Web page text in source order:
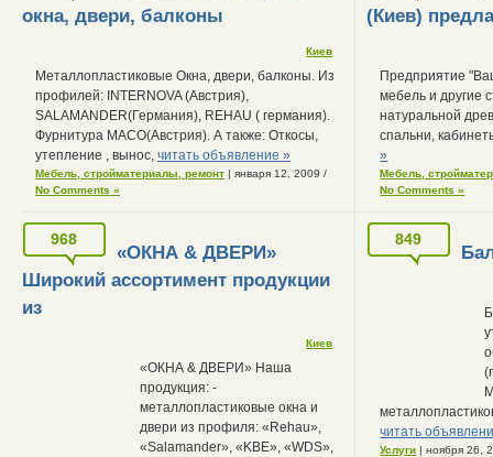
окна, двери, балконы
Киев
Металлопластиковые Окна, двери, балконы. Из
профилей: INTERNOVA (Австрия),
SALAMANDER(Германия), REHAU ( германия).
Фурнитура MACO(Австрия). А также: Откосы,
утепление , вынос, читать объявление »
Мебель, стройматериалы, ремонт | января 12, 2009 /
No Comments »
(Киев)
Предприятие
мебель и другие
натуральной
спальни,
»
Мебель,
No Comments »
968
«ОКНА & ДВЕРИ»
Широкий ассортимент продукции
из
Киев
«ОКНА & ДВЕРИ» Наша
продукция: -
металлопластиковые окна и
двери из профиля: «Rehau»,
«Salamander», «KBE», «WDS»,
849
читать
Услуги | ноября 26,